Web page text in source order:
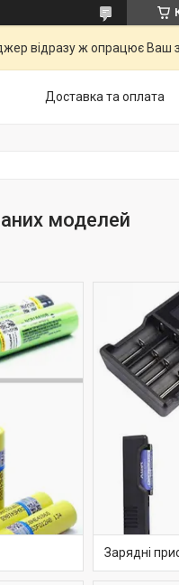
відразу ж опрацює Ваш
Доставка та оплата
моделей
Зарядні